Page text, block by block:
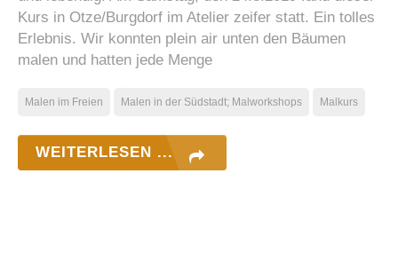
Kurs in Otze/Burgdorf im Atelier zeifer statt. Ein tolles
Erlebnis. Wir konnten plein air unten den Bäumen
malen und hatten jede Menge
Malen im Freien Malen in der Südstadt; Malworkshops Malkurs
WEITERLESEN ...